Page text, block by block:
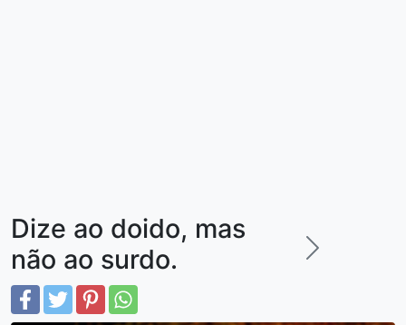
Dize ao doido, mas
não ao surdo.